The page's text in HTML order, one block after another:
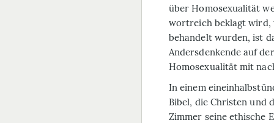
über Homosexualität
wortreich beklagt wird,
behandelt wurden, ist
Andersdenkende auf
Homosexualität mit
In einem
Bibel, die Christen und
Zimmer seine ethische